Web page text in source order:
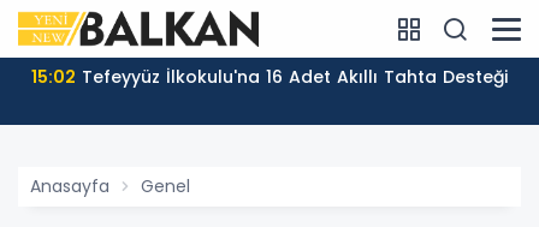
12:55 Temmuz Ayı Sosyal Yardım Ödemeleri Başladı
Anasayfa Genel